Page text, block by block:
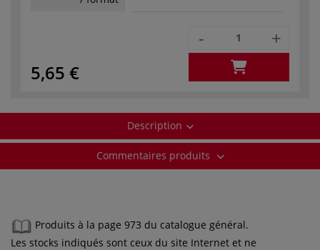
5,65 €
- +
Description
Commentaires produits
Produits à la page 973 du catalogue général.
Les stocks indiqués sont ceux du site Internet et ne